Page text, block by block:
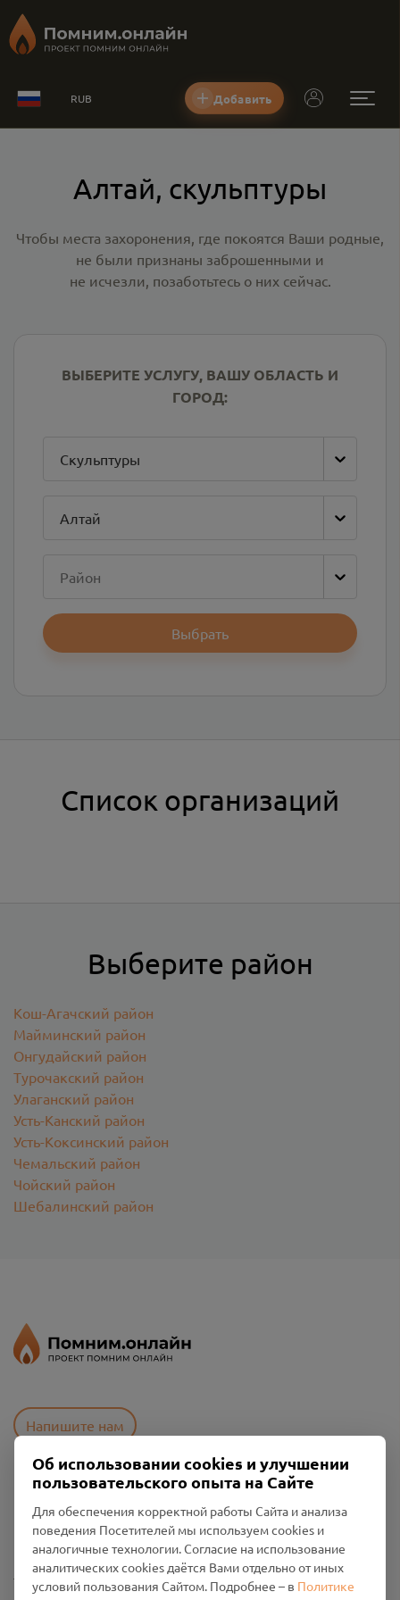
RUB Добавить
Алтай, скульптуры
Чтобы места захоронения, где покоятся Ваши родные,
не были признаны заброшенными и
не исчезли, позаботьтесь о них сейчас.
ВЫБЕРИТЕ УСЛУГУ, ВАШУ ОБЛАСТЬ И
ГОРОД:
Скульптуры
Алтай
Район
Выбрать
Список организаций
Выберите район
Кош-Агачский район
Майминский район
Онгудайский район
Турочакский район
Улаганский район
Усть-Канский район
Усть-Коксинский район
Чемальский район
Чойский район
Шебалинский район
Напишите нам
Политика конфиденциальности
Промо-материалы
Настройки cookies
Об использовании cookies и улучшении
пользовательского опыта на Сайте
Для обеспечения корректной работы Сайта и анализа
поведения Посетителей мы используем cookies и
аналогичные технологии. Согласие на использование
аналитических cookies даётся Вами отдельно от иных
условий пользования Сайтом. Подробнее – в Политике